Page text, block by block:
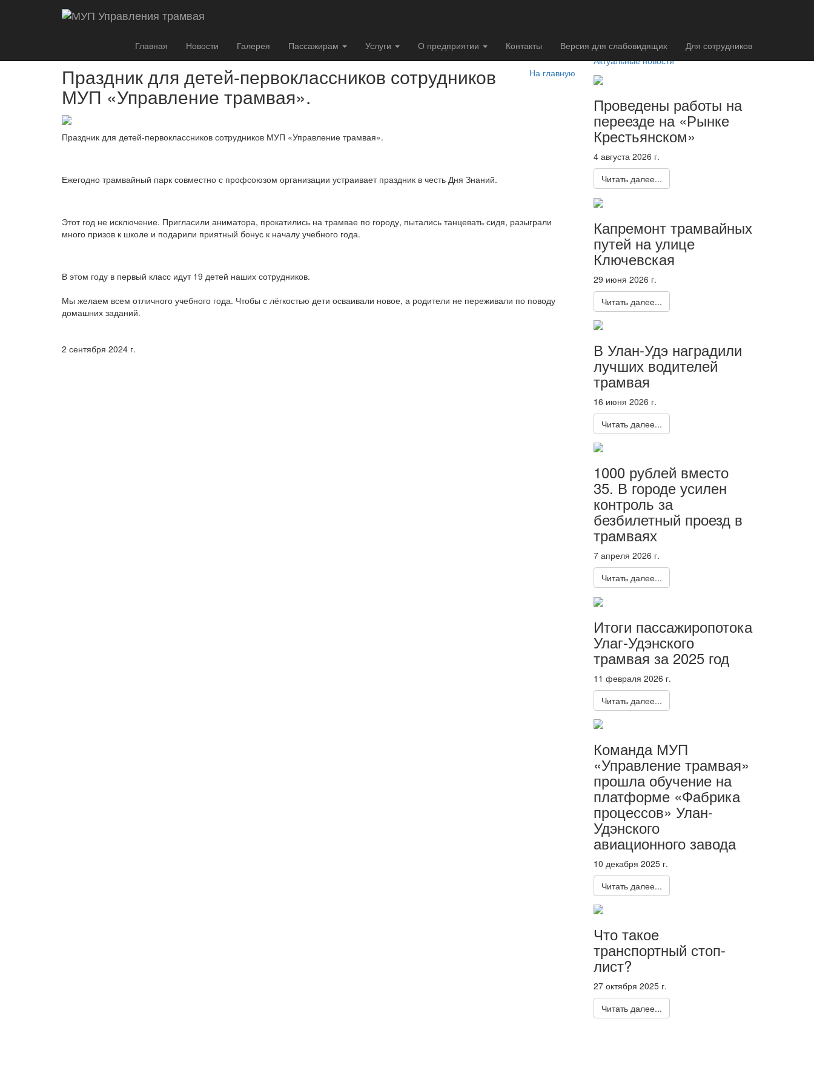
Версия для слабовидящих
Главная Новости Галерея Пассажирам Услуги О предприятии Контакты Версия для слабовидящих Для сотрудников
На главную
Праздник для детей-первоклассников сотрудников
МУП «Управление трамвая».
Праздник для детей-первоклассников сотрудников МУП «Управление трамвая».
Ежегодно трамвайный парк совместно с профсоюзом организации устраивает праздник в честь Дня Знаний.
Этот год не исключение. Пригласили аниматора, прокатились на трамвае по городу, пытались танцевать сидя, разыграли
много призов к школе и подарили приятный бонус к началу учебного года.
В этом году в первый класс идут 19 детей наших сотрудников.
Мы желаем всем отличного учебного года. Чтобы с лёгкостью дети осваивали новое, а родители не переживали по поводу
домашних заданий.
2 сентября 2024 г.
Актуальные новости
Проведены работы на
переезде на «Рынке
Крестьянском»
4 августа 2026 г.
Читать далее...
Капремонт трамвайных
путей на улице
Ключевская
29 июня 2026 г.
Читать далее...
В Улан-Удэ наградили
лучших водителей
трамвая
16 июня 2026 г.
Читать далее...
1000 рублей вместо
35. В городе усилен
контроль за
безбилетный проезд в
трамваях
7 апреля 2026 г.
Читать далее...
Итоги пассажиропотока
Улаг-Удэнского
трамвая за 2025 год
11 февраля 2026 г.
Читать далее...
Команда МУП
«Управление трамвая»
прошла обучение на
платформе «Фабрика
процессов» Улан-
Удэнского
авиационного завода
10 декабря 2025 г.
Читать далее...
Что такое
транспортный стоп-
лист?
27 октября 2025 г.
Читать далее...